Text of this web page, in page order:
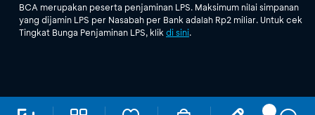
BCA merupakan peserta penjaminan LPS. Maksimum nilai simpanan
yang dijamin LPS per Nasabah per Bank adalah Rp2 miliar. Untuk cek
Tingkat Bunga Penjaminan LPS, klik di sini.